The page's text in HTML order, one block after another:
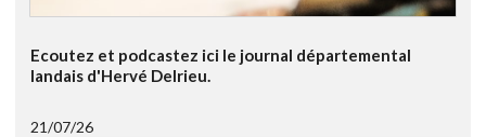
Ecoutez et podcastez ici le journal départemental
landais d'Hervé Delrieu.
21/07/26